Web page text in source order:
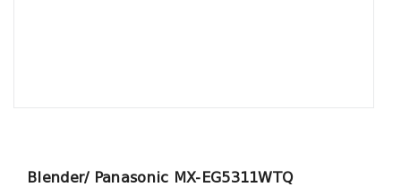
Blender/ Panasonic MX-EG5311WTQ